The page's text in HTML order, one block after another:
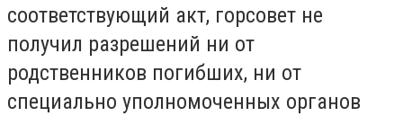
соответствующий акт, горсовет не
получил разрешений ни от
родственников погибших, ни от
специально уполномоченных органов